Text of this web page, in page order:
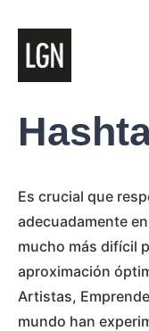
Es crucial que
adecuadamente
mucho más difícil
aproximación
Artistas,
mundo han